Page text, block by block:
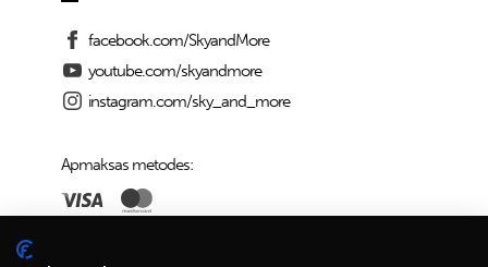
facebook.com/SkyandMore
youtube.com/skyandmore
instagram.com/sky_and_more
Apmaksas metodes: